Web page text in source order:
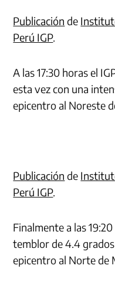
Publicación de
Perú IGP.
A las 17:30 horas el
esta vez con una
epicentro al Noreste
Publicación de
Perú IGP.
Finalmente a las
temblor de 4.4
epicentro al Norte de